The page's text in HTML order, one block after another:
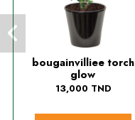
bougainvilliee torch
glow
13,000 TND